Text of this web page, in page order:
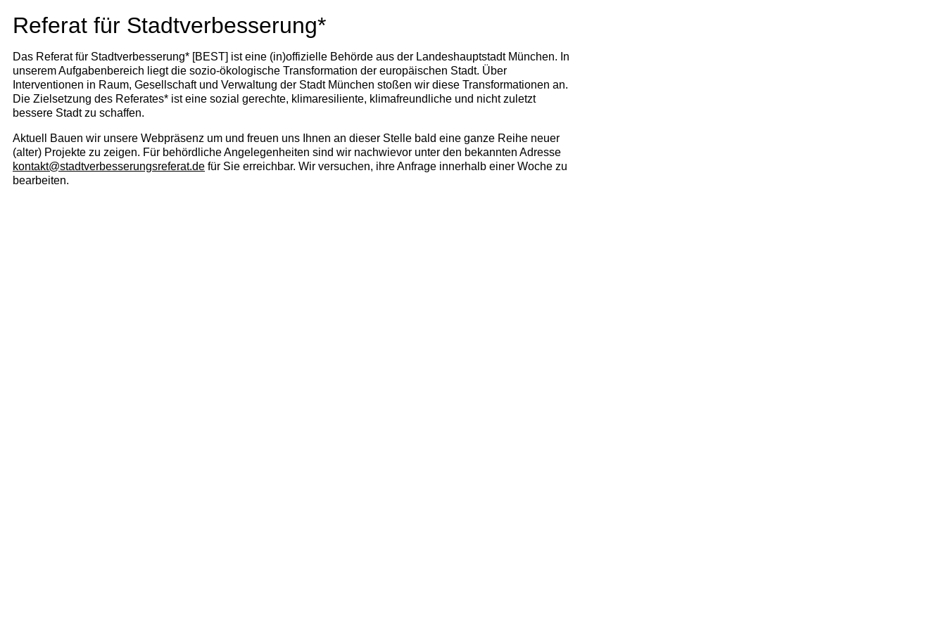
Referat für Stadtverbesserung*
Das Referat für Stadtverbesserung* [BEST] ist eine (in)offizielle Behörde aus der Landeshauptstadt München. In
unserem Aufgabenbereich liegt die sozio-ökologische Transformation der europäischen Stadt. Über
Interventionen in Raum, Gesellschaft und Verwaltung der Stadt München stoßen wir diese Transformationen an.
Die Zielsetzung des Referates* ist eine sozial gerechte, klimaresiliente, klimafreundliche und nicht zuletzt
bessere Stadt zu schaffen.
Aktuell Bauen wir unsere Webpräsenz um und freuen uns Ihnen an dieser Stelle bald eine ganze Reihe neuer
(alter) Projekte zu zeigen. Für behördliche Angelegenheiten sind wir nachwievor unter den bekannten Adresse
kontakt@stadtverbesserungsreferat.de für Sie erreichbar. Wir versuchen, ihre Anfrage innerhalb einer Woche zu
bearbeiten.